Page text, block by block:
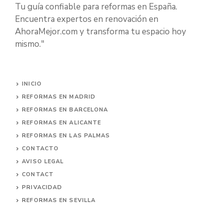
Tu guía confiable para reformas en España.
Encuentra expertos en renovación en
AhoraMejor.com y transforma tu espacio hoy
mismo."
INICIO
REFORMAS EN MADRID
REFORMAS EN BARCELONA
REFORMAS EN ALICANTE
REFORMAS EN LAS PALMAS
CONTACTO
AVISO LEGAL
CONTACT
PRIVACIDAD
REFORMAS EN SEVILLA